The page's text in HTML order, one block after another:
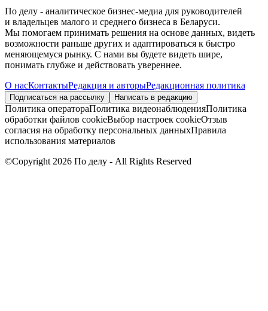
По делу - аналитическое бизнес-медиа для руководителей
и владельцев малого и среднего бизнеса в Беларуси.
Мы помогаем принимать решения на основе данных, видеть
возможности раньше других и адаптироваться к быстро
меняющемуся рынку. С нами вы будете видеть шире,
понимать глубже и действовать увереннее.
О насКонтактыРедакция и авторыРедакционная политика
Подписаться на рассылку Написать в редакцию
Политика оператораПолитика видеонаблюденияПолитика
обработки файлов cookieВыбор настроек cookieОтзыв
согласия на обработку персональных данныхПравила
использования материалов
©Copyright 2026 По делу - All Rights Reserved